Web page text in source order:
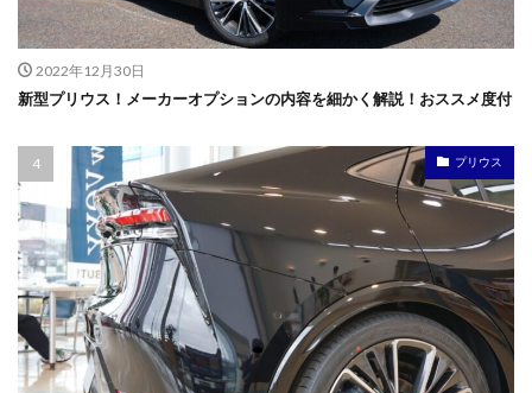
2022年12月30日
新型プリウス！メーカーオプションの内容を細かく解説！おススメ度付
プリウス